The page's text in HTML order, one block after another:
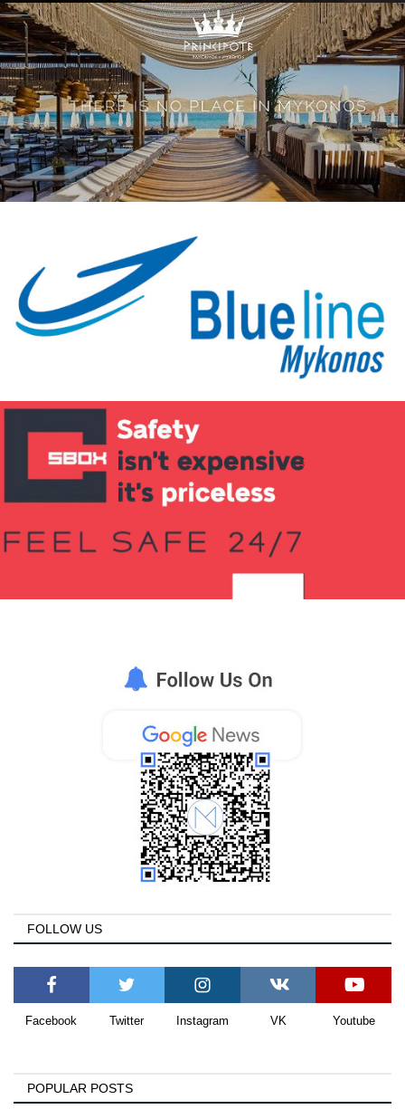
FOLLOW US
Facebook Twitter Instagram VK Youtube
POPULAR POSTS